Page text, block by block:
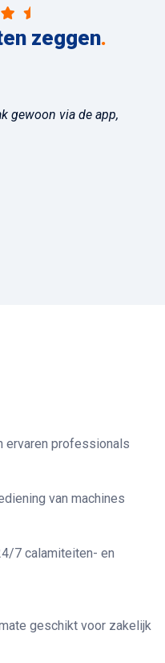
zeggen.
gewoon via de app,
ervaren professionals
van machines
7 calamiteiten- en
geschikt voor zakelijk